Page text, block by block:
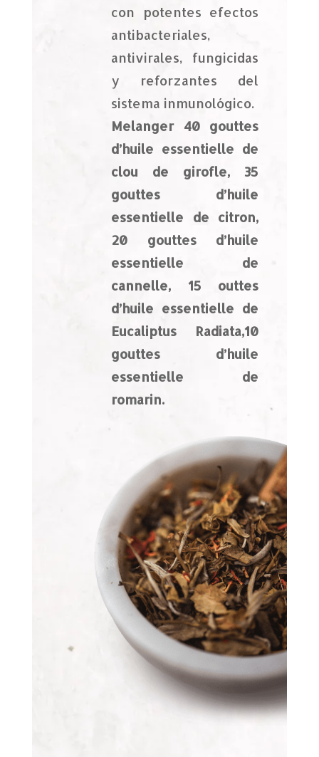
con potentes efectos
antibacteriales,
antivirales, fungicidas
y reforzantes del
sistema inmunológico.
Melanger 40 gouttes
d’huile essentielle de
clou de girofle, 35
gouttes d’huile
essentielle de citron,
20 gouttes d’huile
essentielle de
cannelle, 15 outtes
d’huile essentielle de
Eucaliptus Radiata,10
gouttes d’huile
essentielle de
romarin.